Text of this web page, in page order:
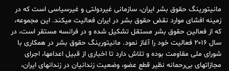
مانیتورینگ حقوق بشر ایران، سازمانی غیردولتی و غیرسیاسی است که در
زمینه افشای موارد نقض حقوق بشر در ایران فعالیت میکند. این مجموعه،
که از فعالین حقوق بشر مستقل تشکیل شده و در فرانسه مستقر است، در
سال ۲۰۱۶ فعالیت خود را آغاز نمود. مانیتورینگ حقوق بشر در همکاری با
شورای ملی مقاومت بوده و تلاش دارد تا اخباری از قبیل اعدامها، اجرای
مجازاتهای بی‌رحمانه نظیر قطع عضو، وضعیت زندانیان در زندانهای ایران،